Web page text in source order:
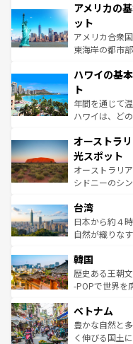
ンツ一覧を参
の建物がその
博物館もあり
ことができる
者向けの交通
着のスイス情
アメリカの
ット
アメリカ合衆
東海岸の都市
のような巨大
ンメントが詰
西部には大自
ストーン国立
文化が魅力。
しみながら、
るだろう。車
ならではの贅沢な旅の
情報は コンテ
ハワイの基
ト
年間を通じて
ハワイは、ど
ワイ島は見逃
島だが、静か
おすすめ。エ
文化や歴史が
人々、おいし
ク、伝統的な
っている。訪
はコンテンツ一
オーストラ
光スポット
オーストラリ
シドニーのシ
リアリーフや
ク）、タスマ
ど、見どころ
いる。アクテ
ビング、ハイ
い。オースト
参照してほしい
台湾
日本から約４
自然が織りな
ン）、静ひつ
と山間の静け
驚きをもたら
容にもいいと
照してほしい。
韓国
歴史ある王朝
-POPで世界を
き、地方に足
できる。そし
まで、さまざ
ベトナム
豊かな自然と
く伸びる国土